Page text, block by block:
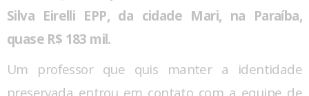
Silva Eirelli EPP, da cidade Mari, na Paraíba,
quase R$ 183 mil.
Um professor que quis manter a identidade